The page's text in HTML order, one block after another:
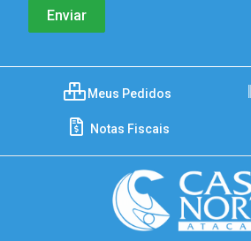
Meus Pedidos
Notas Fiscais